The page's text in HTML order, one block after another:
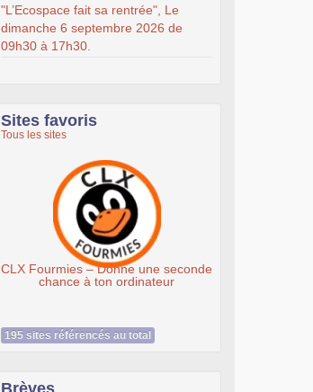
"L’Ecospace fait sa rentrée", Le
dimanche 6 septembre 2026 de
09h30 à 17h30.
Sites favoris
Tous les sites
CLX Fourmies – Donne une seconde
chance à ton ordinateur
195 sites référencés au total
Brèves